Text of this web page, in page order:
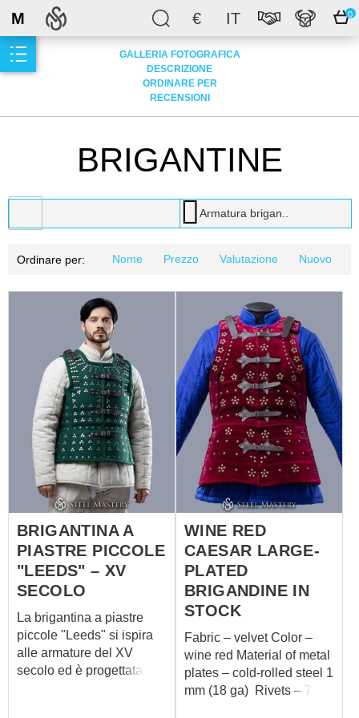
€ IT 0
M
GALLERIA FOTOGRAFICA
DESCRIZIONE
ORDINARE PER
RECENSIONI
BRIGANTINE
Armatura brigan..
Ordinare per: Nome Prezzo Valutazione Nuovo
BRIGANTINA A
PIASTRE PICCOLE
"LEEDS" – XV
SECOLO
La brigantina a piastre
piccole "Leeds" si ispira
alle armature del XV
secolo ed è progettata per
WINE RED
CAESAR LARGE-
PLATED
BRIGANDINE IN
STOCK
Fabric – velvet Color –
wine red Material of metal
plates – cold-rolled steel 1
mm (18 ga) Rivets – 7